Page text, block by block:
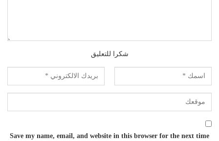
شكرا للتعليق
Save my name, email, and website in this browser for the next time